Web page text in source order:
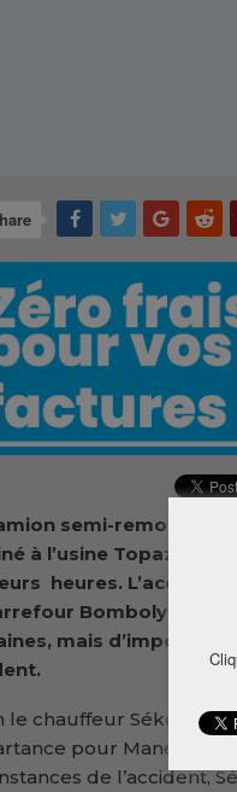
semi-remorque
à l’usine Topaz
heures. L’accident
Bomboly, dans
mais
le chauffeur Sékou
pour Manéah
de l’accident,